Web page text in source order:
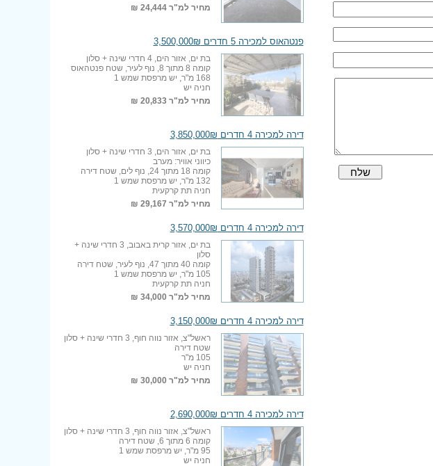
שלח
מחיר למ"ר24,444 ₪
פנטהאוס למכירה 5 חדרים 3,500,000₪
בת ים, אזור הים, 4 חדרי שינה + סלון
קומה 8 מתוך 8, נוף לעיר, שטח פנטהאוס
168 מ"ר, יש מרפסת שמש 1
חניה יש
מחיר למ"ר20,833 ₪
דירה למכירה 4 חדרים 3,850,000₪
בת ים, אזור הים, 3 חדרי שינה + סלון
כיווני אוויר: מערב
קומה 18 מתוך 24, נוף לים, שטח דירה
132 מ"ר, יש מרפסת שמש 1
חניה תת קרקעית
מחיר למ"ר 29,167 ₪
דירה למכירה 4 חדרים 3,570,000₪
בת ים, אזור קרית באבוב, 3 חדרי שינה +
סלון
קומה 40 מתוך 47, נוף לעיר, שטח דירה
105 מ"ר, יש מרפסת שמש 1
חניה תת קרקעית
מחיר למ"ר 34,000 ₪
דירה למכירה 4 חדרים 3,150,000₪
ראשל"צ, אזור נווה חוף, 3 חדרי שינה + סלון
שטח דירה
105 מ"ר
חניה יש
מחיר למ"ר 30,000 ₪
דירה למכירה 4 חדרים 2,690,000₪
ראשל"צ, אזור נווה חוף, 3 חדרי שינה + סלון
קומה 6 מתוך 6, שטח דירה
95 מ"ר, יש מרפסת שמש 1
חניה יש